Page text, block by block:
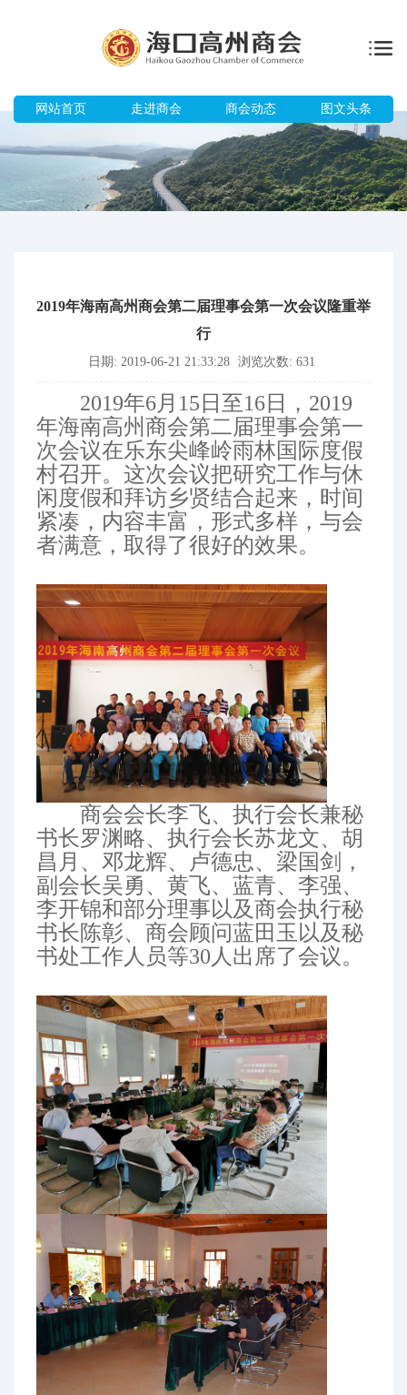
网站首页 走进商会 商会动态 图文头条
2019年海南高州商会第二届理事会第一次会议隆重举
行
日期: 2019-06-21 21:33:28 浏览次数: 631
2019年6月15日至16日，2019
年海南高州商会第二届理事会第一
次会议在乐东尖峰岭雨林国际度假
村召开。这次会议把研究工作与休
闲度假和拜访乡贤结合起来，时间
紧凑，内容丰富，形式多样，与会
者满意，取得了很好的效果。
商会会长李飞、执行会长兼秘
书长罗渊略、执行会长苏龙文、胡
昌月、邓龙辉、卢德忠、梁国剑，
副会长吴勇、黄飞、蓝青、李强、
李开锦和部分理事以及商会执行秘
书长陈彰、商会顾问蓝田玉以及秘
书处工作人员等30人出席了会议。